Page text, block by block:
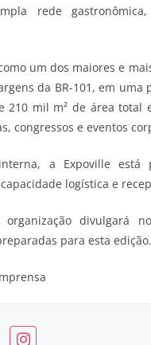
rede
um dos maiores e
da BR-101, em
210 mil m² de área
congressos e eventos
a Expoville está
logística e
divulgará
para esta edição.